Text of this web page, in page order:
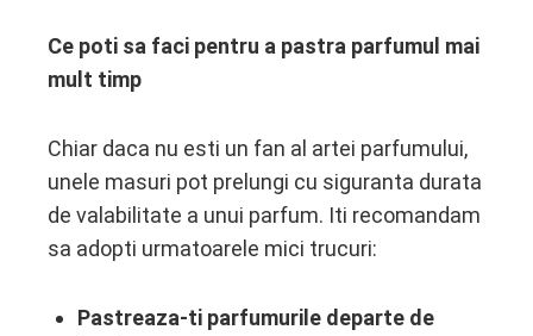
Ce poti sa faci pentru a pastra parfumul mai
mult timp
Chiar daca nu esti un fan al artei parfumului,
unele masuri pot prelungi cu siguranta durata
de valabilitate a unui parfum. Iti recomandam
sa adopti urmatoarele mici trucuri:
Pastreaza-ti parfumurile departe de